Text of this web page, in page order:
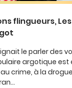
flingueurs,
le parler des
argotique
crime, à la